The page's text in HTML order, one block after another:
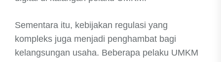
Sementara itu, kebijakan regulasi yang
kompleks juga menjadi penghambat bagi
kelangsungan usaha. Beberapa pelaku UMKM